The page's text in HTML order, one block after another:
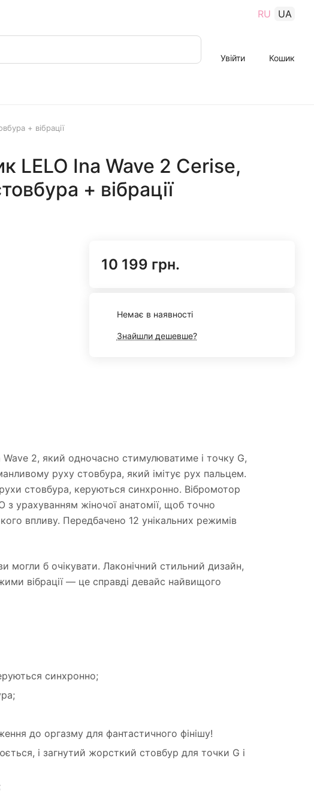
RU UA
Увійти Кошик
+ вібрації
LELO Ina Wave 2 Cerise,
+ вібрації
10 199 грн.
Немає в наявності
Знайшли дешевше?
2, який одночасно стимулюватиме і точку G,
руху стовбура, який імітує рух пальцем.
стовбура, керуються синхронно. Вібромотор
урахуванням жіночої анатомії, щоб точно
впливу. Передбачено 12 унікальних режимів
могли б очікувати. Лаконічний стильний дизайн,
вібрації — це справді девайс найвищого
синхронно;
до оргазму для фантастичного фінішу!
і загнутий жорсткий стовбур для точки G і